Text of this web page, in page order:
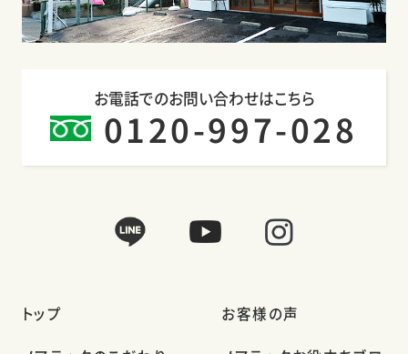
お電話でのお問い合わせはこちら
0120-997-028
トップ お客様の声